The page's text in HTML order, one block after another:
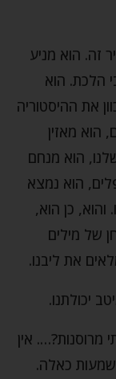
זה. הוא מניע
הלכת. הוא
את ההיסטוריה
הוא מאזין
הוא מנחם
הוא נמצא
והוא, כן הוא,
של מילים
את ליבנו.
יכולתנו.
מרוסנות?…. אין
כאלה.